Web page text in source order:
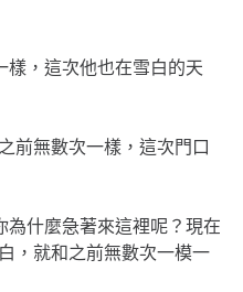
，這次他也在雪白的天
前無數次一樣，這次門口
什麼急著來這裡呢？現在
，就和之前無數次一模一